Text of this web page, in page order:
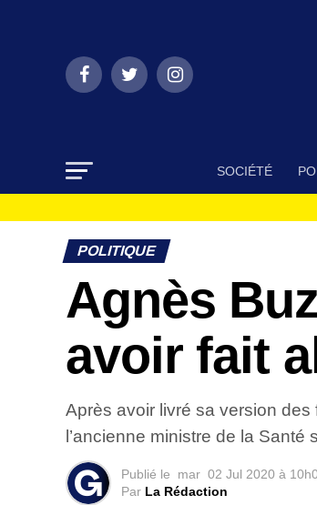
SOCIÉTÉ
POLITIQUE
Agnès
avoir fait
Après avoir livré sa version des
l’ancienne ministre de la
Publié le mar 02 Jul 2020 à
Par La Rédaction